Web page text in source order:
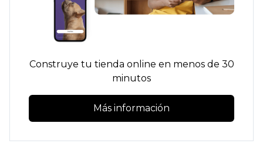
Construye tu tienda online en menos de 30
minutos
Más información